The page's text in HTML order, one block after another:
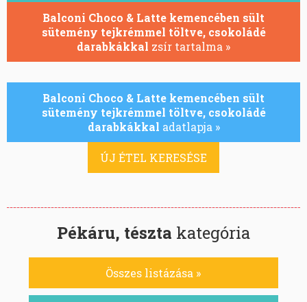
Balconi Choco & Latte kemencében sült
sütemény tejkrémmel töltve, csokoládé
darabkákkal zsír tartalma »
Balconi Choco & Latte kemencében sült
sütemény tejkrémmel töltve, csokoládé
darabkákkal adatlapja »
ÚJ ÉTEL KERESÉSE
Pékáru, tészta kategória
Összes listázása »